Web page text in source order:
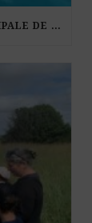
LES ÉLÈVES DE CM1 À LA PISCINE MUNICIPALE DE KERDURAND